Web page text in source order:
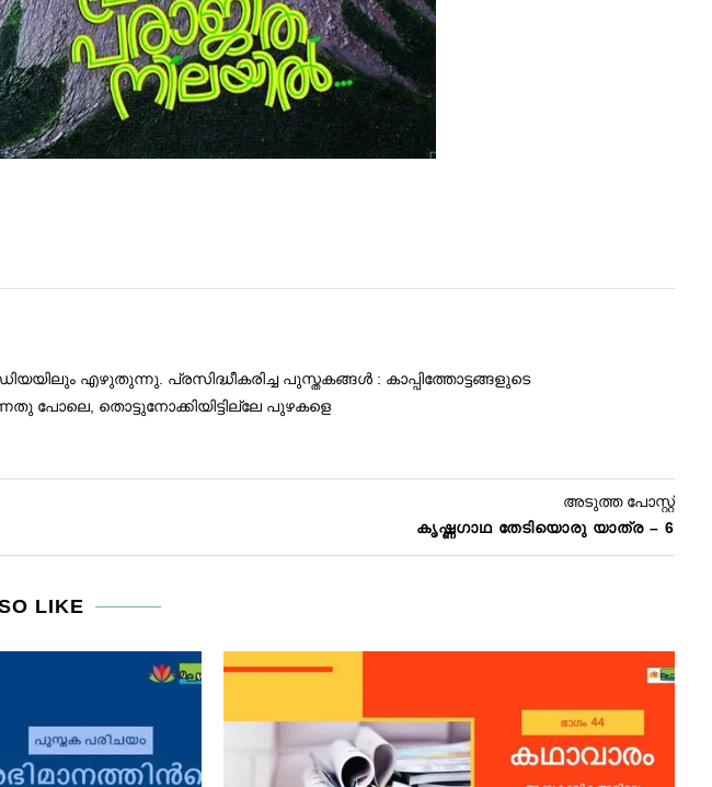
എഴുതുന്നു. പ്രസിദ്ധീകരിച്ച പുസ്തകങ്ങൾ : കാപ്പിത്തോട്ടങ്ങളുടെ
പോലെ, തൊട്ടുനോക്കിയിട്ടില്ലേ പുഴകളെ
അടുത്ത പോസ്റ്റ്
കൃഷ്ണഗാഥ തേടിയൊരു യാത്ര – 6
LIKE